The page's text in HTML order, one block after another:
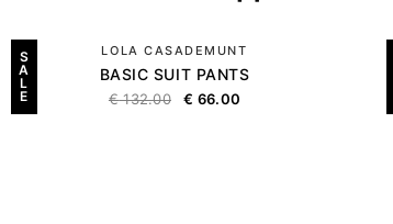
S
A
L
E
LOLA CASADEMUNT
BASIC SUIT PANTS
€132.00 € 66.00